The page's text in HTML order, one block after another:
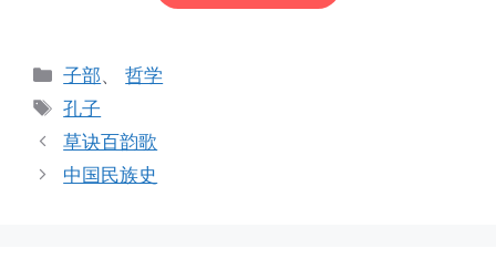
分
类
子部、哲学
标
签
孔子
草诀百韵歌
中国民族史